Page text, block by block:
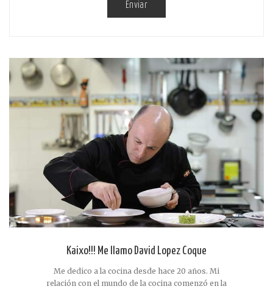
Enviar
Kaixo!!! Me llamo David Lopez Coque
Me dedico a la cocina desde hace 20 años. Mi
relación con el mundo de la cocina comenzó en la